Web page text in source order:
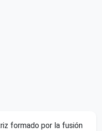
formado por la fusión